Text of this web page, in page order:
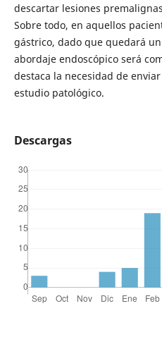
descartar lesiones
Sobre todo, en aquellos
gástrico, dado que quedará
abordaje endoscópico será
destaca la necesidad de
estudio patológico.
Descargas